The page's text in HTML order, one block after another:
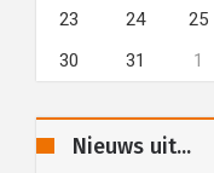
23
24 25
30
31 1
Nieuws uit...